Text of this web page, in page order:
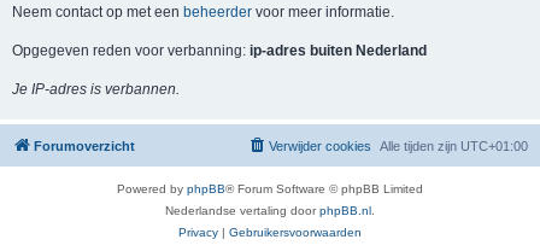
Neem contact op met een beheerder voor meer informatie.
Opgegeven reden voor verbanning: ip-adres buiten Nederland
Je IP-adres is verbannen.
Forumoverzicht Alle tijden zijn UTC+01:00
Verwijder cookies
Powered by phpBB® Forum Software © phpBB Limited
Nederlandse vertaling doorphpBB.nl
Privacy | Gebruikersvoorwaarden